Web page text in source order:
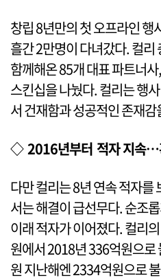
창립 8년만의 첫 오프라인 행
흘간 2만명이 다녀갔다. 컬
함께해온 85개 대표 파트너
스킨십을 나눴다. 컬리는 행
서 건재함과 성공적인 존재
◇ 2016년부터 적자 지속…
다만 컬리는 8년 연속 적자를
서는 해결이 급선무다. 순조
이래 적자가 이어졌다. 컬리
원에서 2018년 336억원으
원 지난해엔 2334억원으로